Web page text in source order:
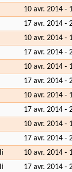
10 avr. 2014 -
17 avr. 2014 -
10 avr. 2014 -
17 avr. 2014 -
10 avr. 2014 -
17 avr. 2014 -
10 avr. 2014 -
17 avr. 2014 -
10 avr. 2014 -
17 avr. 2014 -
10 avr. 2014 -
17 avr. 2014 -